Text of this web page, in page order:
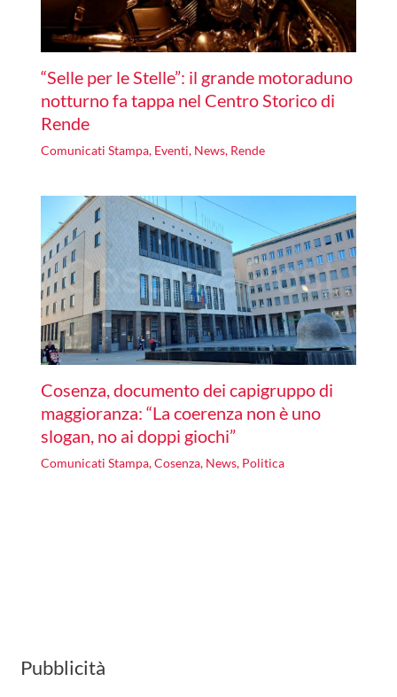
“Selle per le Stelle”: il grande motoraduno
notturno fa tappa nel Centro Storico di
Rende
Comunicati Stampa, Eventi, News, Rende
Cosenza, documento dei capigruppo di
maggioranza: “La coerenza non è uno
slogan, no ai doppi giochi”
Comunicati Stampa,Cosenza, News, Politica
Pubblicità